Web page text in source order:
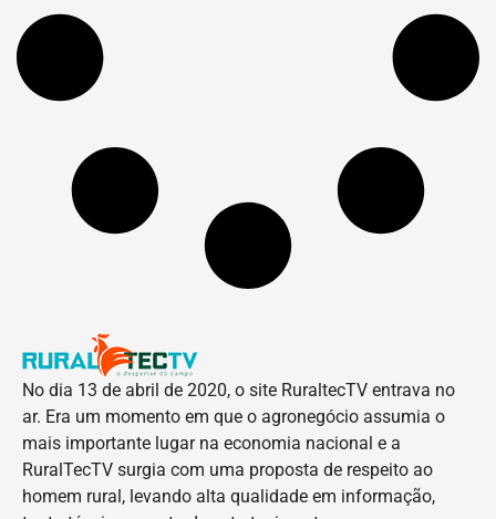
No dia 13 de abril de 2020, o site RuraltecTV entrava no
ar. Era um momento em que o agronegócio assumia o
mais importante lugar na economia nacional e a
RuralTecTV surgia com uma proposta de respeito ao
homem rural, levando alta qualidade em informação,